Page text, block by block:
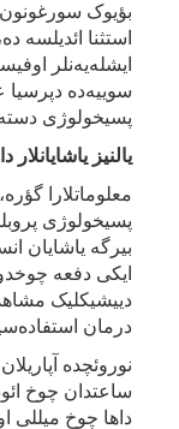
بؤیوک سورغونون
استثنا ائدیلسه
ایشله‌یه‌نلر
سوییه‌ده
پسیخولوژی
یالنیز
معلوماتلارا
پسیخولوژی
بیرگه یاشایان
ایکی دفعه
دییشیکلیک
درمان
ساعتدان چوخ
داها چوخ میللی